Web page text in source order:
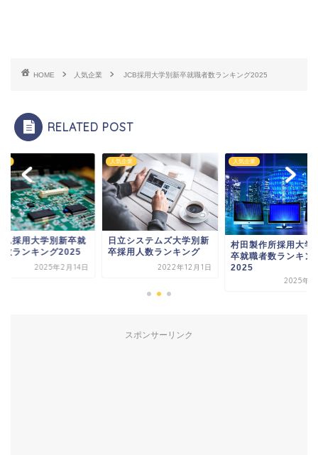
HOME 人気企業 JCB採用大学別新卒就職者数ランキング2025
RELATED POST
ム採用大学別新卒就
数ランキング2025
2025年2月14日
人気企業
日立システムズ大学別新
卒採用人数ランキング
2022年12月1日
人気企業
村田製作所採用大学
卒就職者数ランキン
2025
2025年2
スポンサーリンク